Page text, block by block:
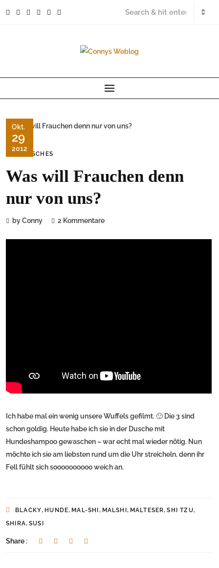
Okt.
29
2012
TIERISCHES
Was will Frauchen denn
nur von uns?
by Conny 2 Kommentare
Ich habe mal ein wenig unsere Wuffels gefilmt. 🙂 Die 3 sind
schon goldig. Heute habe ich sie in der Dusche mit
Hundeshampoo gewaschen – war echt mal wieder nötig. Nun
möchte ich sie am liebsten rund um die Uhr streicheln, denn ihr
Fell fühlt sich soooooooooo weich an.
BLACKY, HUNDE, MAL-SHI, MALSHI, MALTESER,SHI TZU,
SHIRA, SUSI
Share :